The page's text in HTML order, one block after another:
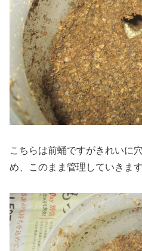
こちらは前蛹ですがきれいに
め、このまま管理していきます